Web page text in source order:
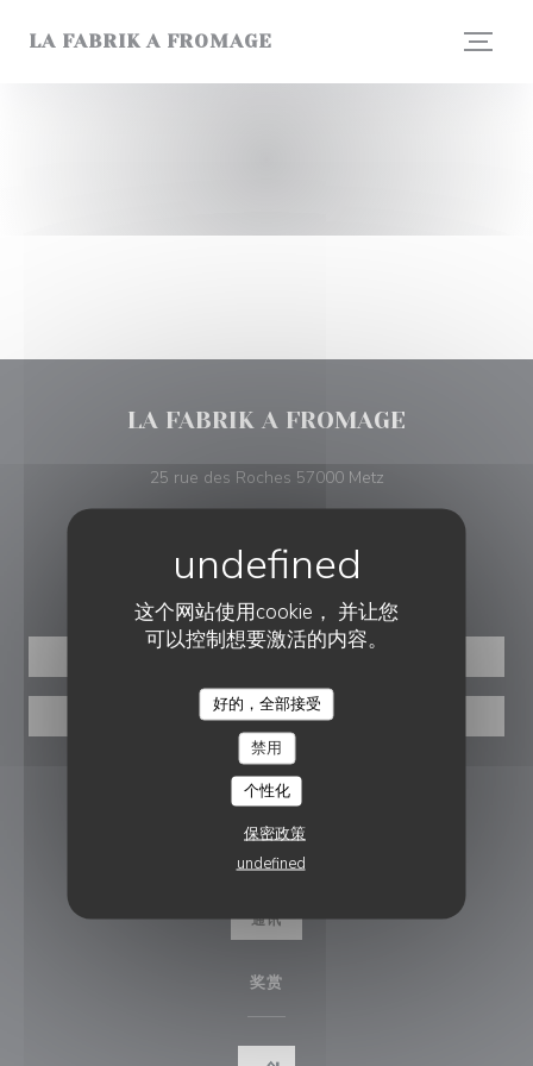
这个网站使用cookie， 并让您
可以控制想要激活的内容。
好的，全部接受
禁用
个性化
保密政策
undefined
LA FABRIK A FROMAGE
LA FABRIK A FROMAGE
25 rue des Roches 57000 Metz((在新窗口中打开))
03 87 15 14 66
预订
带走
关注我们
Facebook ((在新窗口中打开))
通讯
奖赏
LA FABRIK A FROMAGE